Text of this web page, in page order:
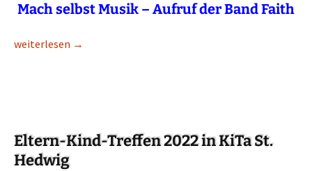
Mach selbst Musik – Aufruf der Band Faith
Mach selbst Musik
weiterlesen →
Eltern-Kind-Treffen 2022 in KiTa St.
Hedwig